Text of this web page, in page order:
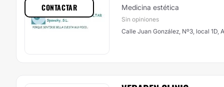
Medicina estética
Sin opiniones
Calle Juan González, Nº3, local 1D,
CONTACTAR